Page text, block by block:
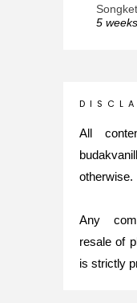
5
Glory
Maria
What's
Nurul
Back
Recap
8
D I S C L A
All
otherwise.
Any
resale of
is strictly